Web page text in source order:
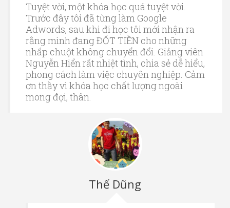
Tuyệt vời, một khóa học quá tuyệt vời.
Trước đây tôi đã từng làm Google
Adwords, sau khi đi học tôi mới nhận ra
rằng mình đang ĐỐT TIỀN cho những
nhấp chuột không chuyển đổi. Giảng viên
Nguyễn Hiển rất nhiệt tình, chia sẻ dễ hiểu,
phong cách làm việc chuyên nghiệp. Cảm
ơn thầy vì khóa học chất lượng ngoài
mong đợi, thân.
Thế Dũng